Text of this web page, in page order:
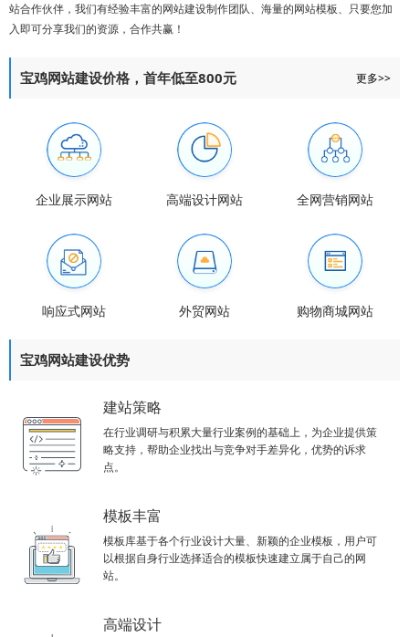
站合作伙伴，我们有经验丰富的网站建设制作团队、海量的网站模板、只要您加
入即可分享我们的资源，合作共赢！
宝鸡网站建设价格，首年低至800元 更多>>
企业展示网站 高端设计网站 全网营销网站
响应式网站 外贸网站 购物商城网站
宝鸡网站建设优势
建站策略
在行业调研与积累大量行业案例的基础上，为企业提供策
略支持，帮助企业找出与竞争对手差异化，优势的诉求
点。
模板丰富
模板库基于各个行业设计大量、新颖的企业模板，用户可
以根据自身行业选择适合的模板快速建立属于自己的网
站。
高端设计